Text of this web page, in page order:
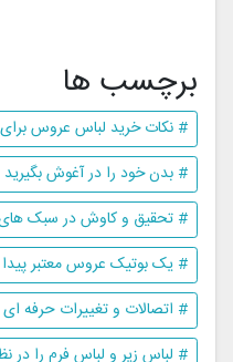
برچسب ها
# نکات خرید لباس عروس
# بدن خود را در آغوش
# تحقیق و کاوش در سبک
# یک بوتیک عروس معتبر پیدا
# اتصالات و تغییرات حرفه ای
# لباس زیر و لباس فرم را در